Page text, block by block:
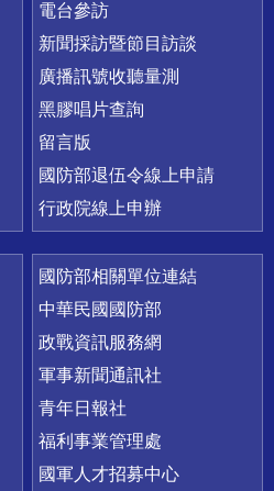
電台參訪
新聞採訪暨節目訪談
廣播訊號收聽量測
黑膠唱片查詢
留言版
國防部退伍令線上申請
行政院線上申辦
國防部相關單位連結
中華民國國防部
政戰資訊服務網
軍事新聞通訊社
青年日報社
福利事業管理處
國軍人才招募中心